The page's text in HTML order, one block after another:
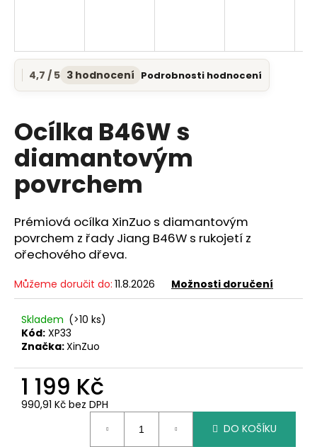
Průměrné
hodnocení
je
4,7
z
5
4,7 / 5 3 hodnocení Podrobnosti hodnocení
Ocílka B46W s
diamantovým
povrchem
Prémiová ocílka XinZuo s diamantovým
povrchem z řady Jiang B46W s rukojetí z
ořechového dřeva.
Můžeme doručit do: 11.8.2026 Možnosti doručení
Skladem (>10 ks)
Kód: XP33
Značka:XinZuo
1 199 Kč
990,91 Kč bez DPH
DO KOŠÍKU
í
?
HLEDAT
D
o
p
r
u
č
u
e
m
e